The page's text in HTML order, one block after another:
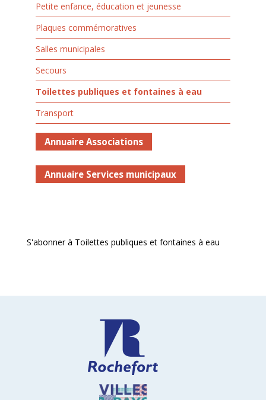
Petite enfance, éducation et jeunesse
Plaques commémoratives
Salles municipales
Secours
Toilettes publiques et fontaines à eau
Transport
Annuaire Associations
Annuaire Services municipaux
S'abonner à Toilettes publiques et fontaines à eau